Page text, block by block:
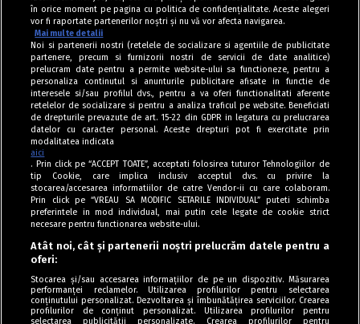
Tag index
Program Antena 1
Politica de cookies
în orice moment pe pagina cu politica de confidențialitate. Aceste alegeri
vor fi raportate partenerilor noștri și nu vă vor afecta navigarea.
Mai multe detalii
Noi si partenerii nostri (retelele de socializare si agentiile de publicitate
partenere, precum si furnizorii nostri de servicii de date analitice)
prelucram date pentru a permite website-ului sa functioneze, pentru a
personaliza continutul si anunturile publicitare afisate in functie de
interesele si/sau profilul dvs., pentru a va oferi functionalitati aferente
retelelor de socializare si pentru a analiza traficul pe website. Beneficiati
de drepturile prevazute de art. 15-22 din GDPR in legatura cu prelucrarea
datelor cu caracter personal. Aceste drepturi pot fi exercitate prin
modalitatea indicata
aici
. Prin click pe “ACCEPT TOATE”, acceptati folosirea tuturor Tehnologiilor de
tip Cookie, care implica inclusiv acceptul dvs. cu privire la
stocarea/accesarea informatiilor de catre Vendor-ii cu care colaboram.
Prin click pe “VREAU SA MODIFIC SETARILE INDIVIDUAL” puteti schimba
preferintele in mod individual, mai putin cele legate de cookie strict
necesare pentru functionarea website-ului.
Atât noi, cât și partenerii noștri prelucrăm datele pentru a
oferi:
Stocarea și/sau accesarea informațiilor de pe un dispozitiv. Măsurarea
performanței reclamelor. Utilizarea profilurilor pentru selectarea
conținutului personalizat. Dezvoltarea și îmbunătățirea serviciilor. Crearea
profilurilor de conținut personalizat. Utilizarea profilurilor pentru
selectarea publicității personalizate. Crearea profilurilor pentru